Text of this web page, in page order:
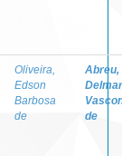
Oliveira,
Edson
Barbosa
de
Abreu,
de